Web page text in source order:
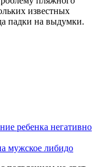
известных
падки на выдумки.
ребенка негативно
мужское либидо